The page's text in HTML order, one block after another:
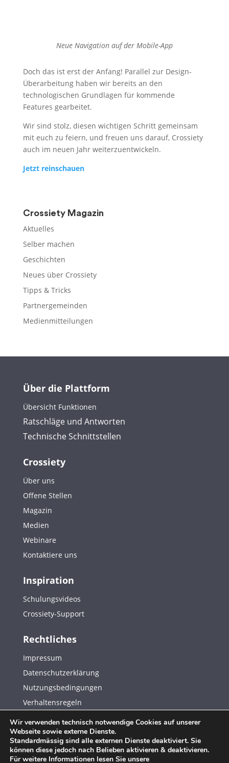
Neue Navigation auf der Mobile-App
Doch das ist erst der Anfang! Parallel zur Design-
Überarbeitung haben wir bereits an den
technologischen Grundlagen für kommende
Features gearbeitet.
Wir sind stolz, diesen wichtigen Schritt gemeinsam
mit euch zu feiern, und freuen uns darauf, Crossiety
auch im neuen Jahr weiterzuentwickeln.
Jetzt reinschauen
Crossiety Magazin
Aktuelles
Selber machen
Geschichten
Neues über Crossiety
Tipps & Tricks
Partnergemeinden
Medienmitteilungen
Über die Plattform
Übersicht Funktionen
Ratschläge und Antworten
Technische Schnittstellen
Crossiety
Über uns
Offene Stellen
Magazin
Medien
Webinare
Kontaktiere uns
Inspiration
Schulungsvideos
Crossiety-Support
Rechtliches
Impressum
Datenschutzerklärung
Nutzungsbedingungen
Verhaltensregeln
© Copyright 2026. Crossiety AG. Alle Rechte vorbehalten.
Wir verwenden technisch notwendige Cookies auf unserer
Webseite sowie externe Dienste.
Standardmässig sind alle externen Dienste deaktiviert. Sie
können diese jedoch nach Belieben aktivieren & deaktivieren.
Für weitere Informationen lesen Sie unsere